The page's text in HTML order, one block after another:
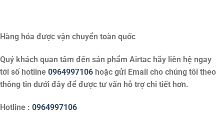
Hàng hóa được vận chuyển toàn quốc
Quý khách quan tâm đến sản phẩm Airtac hãy liên hệ ngay
tới số hotline 0964997106 hoặc gửi Email cho chúng tôi theo
thông tin dưới đây để được tư vấn hỗ trợ chi tiết hơn.
Hotline : 0964997106